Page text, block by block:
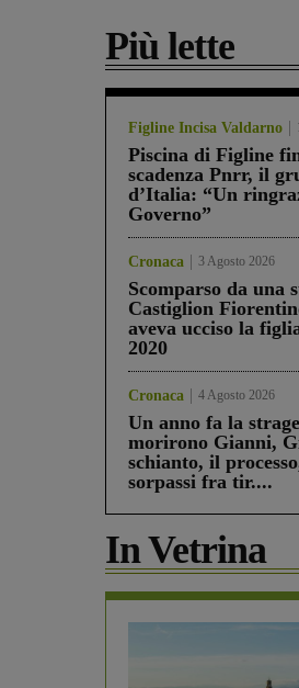
Più lette
Figline Incisa Valdarno
Piscina di Figline
scadenza Pnrr, il
d’Italia: “Un
Governo”
Cronaca 3 Agosto 2026
Scomparso da una
Castiglion
aveva ucciso la
2020
Cronaca 4 Agosto 2026
Un anno fa la
morirono Gianni,
schianto, il
sorpassi fra tir....
In Vetrina